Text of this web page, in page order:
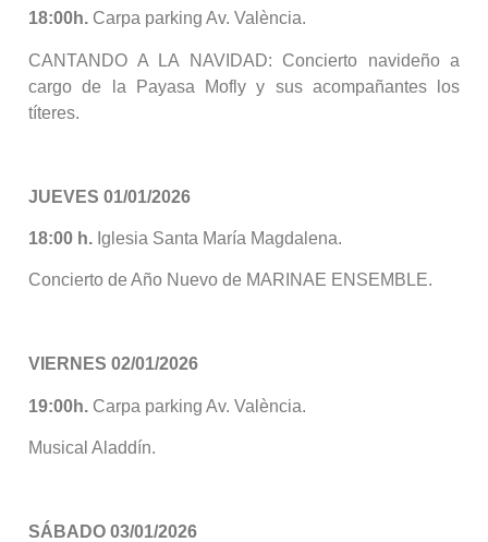
18:00h. Carpa parking Av. València.
CANTANDO A LA NAVIDAD: Concierto navideño a
cargo de la Payasa Mofly y sus acompañantes los
títeres.
JUEVES 01/01/2026
18:00 h. Iglesia Santa María Magdalena.
Concierto de Año Nuevo de MARINAE ENSEMBLE.
VIERNES 02/01/2026
19:00h. Carpa parking Av. València.
Musical Aladdín.
SÁBADO 03/01/2026